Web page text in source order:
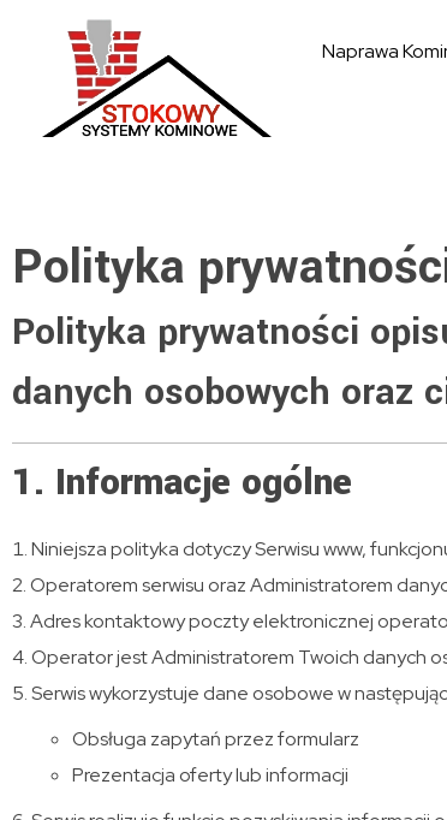
Naprawa
Polityka
Polityka prywatności
danych osobowych oraz
1. Informacje ogólne
Niniejsza polityka dotyczy Serwisu www,
Operatorem serwisu oraz Administratorem
Adres kontaktowy poczty elektronicznej
Operator jest Administratorem Twoich danych
Serwis wykorzystuje dane osobowe w
Obsługa zapytań przez formularz
Prezentacja oferty lub informacji